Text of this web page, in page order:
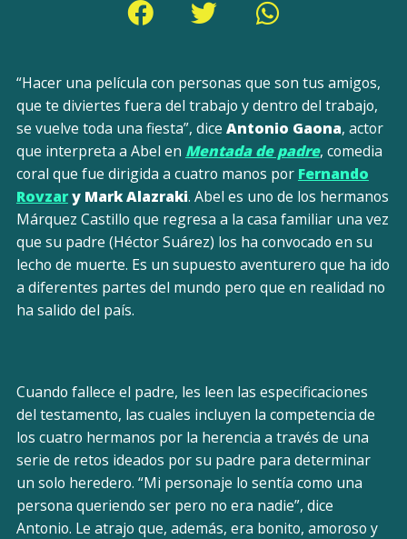
“Hacer una película con personas que son tus amigos,
que te diviertes fuera del trabajo y dentro del trabajo,
se vuelve toda una fiesta”, dice Antonio Gaona, actor
que interpreta a Abel en Mentada de padre, comedia
coral que fue dirigida a cuatro manos por Fernando
Rovzary Mark Alazraki. Abel es uno de los hermanos
Márquez Castillo que regresa a la casa familiar una vez
que su padre (Héctor Suárez) los ha convocado en su
lecho de muerte. Es un supuesto aventurero que ha ido
a diferentes partes del mundo pero que en realidad no
ha salido del país.
Cuando fallece el padre, les leen las especificaciones
del testamento, las cuales incluyen la competencia de
los cuatro hermanos por la herencia a través de una
serie de retos ideados por su padre para determinar
un solo heredero. “Mi personaje lo sentía como una
persona queriendo ser pero no era nadie”, dice
Antonio. Le atrajo que, además, era bonito, amoroso y